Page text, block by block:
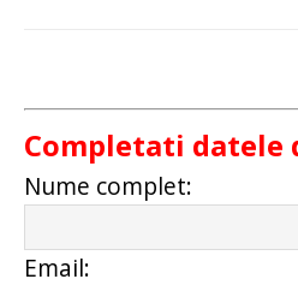
Completati datele
Nume complet:
Email: